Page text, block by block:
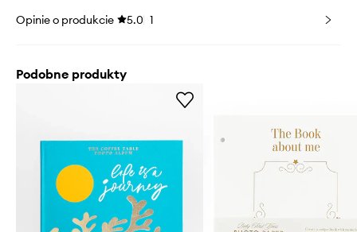
Opinie o produkcie 5.0 1
Podobne produkty